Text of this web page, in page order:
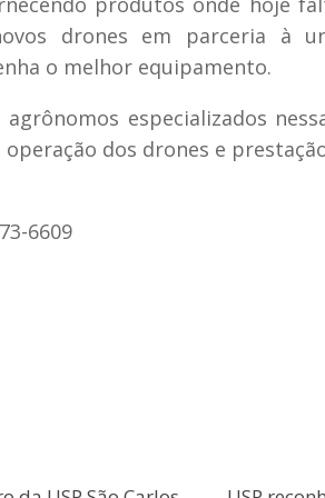
drones em parceria à
o melhor equipamento.
especializados
dos drones e
6609